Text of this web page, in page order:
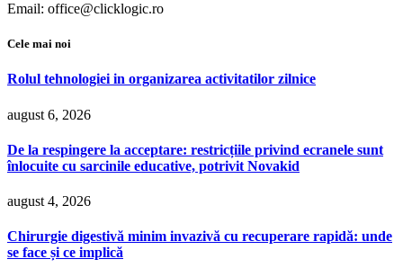
Email: office@clicklogic.ro
Cele mai noi
Rolul tehnologiei in organizarea activitatilor zilnice
august 6, 2026
De la respingere la acceptare: restricțiile privind ecranele sunt
înlocuite cu sarcinile educative, potrivit Novakid
august 4, 2026
Chirurgie digestivă minim invazivă cu recuperare rapidă: unde
se face și ce implică